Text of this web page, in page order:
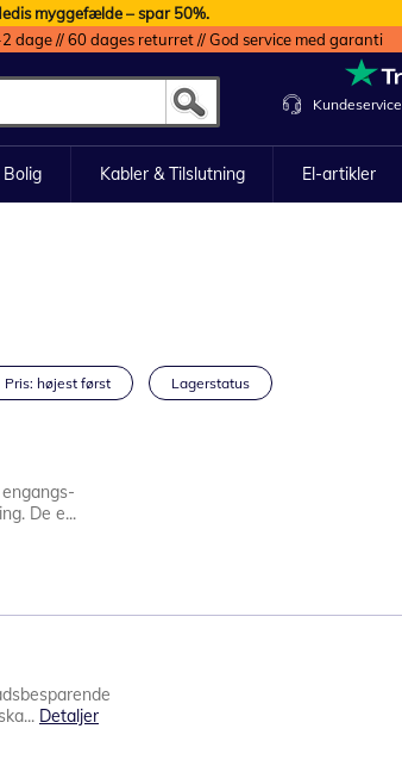
myggefælde – spar 50%.
dage // 60 dages returret // God service med garanti
Kundeservice
Kabler & Tilslutning El-artikler
Pris: højest først Lagerstatus
De e...
Detaljer